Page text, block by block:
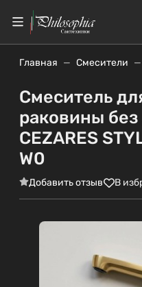
Главная Смесители
Смеситель
раковины
CEZARES
W0
Добавить отзыв В